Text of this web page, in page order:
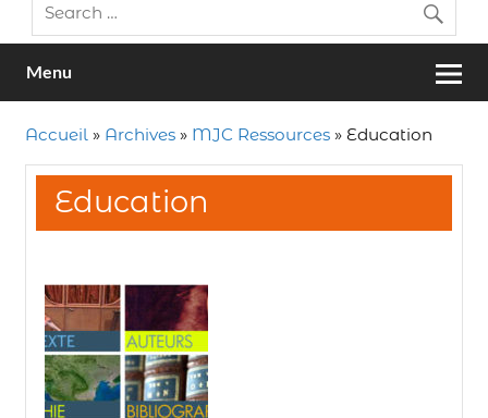
Menu
Accueil » Archives» MJC Ressources» Education
Education